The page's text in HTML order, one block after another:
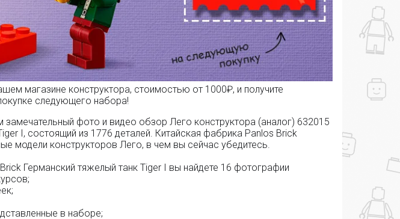
магазине конструктора, стоимостью от 1000₽, и получите
следующего набора!
фото и видео обзор Лего конструктора (аналог) 632015
I, состоящий из 1776 деталей. Китайская фабрика Panlos Brick
модели конструкторов Лего, в чем вы сейчас убедитесь.
Германский тяжелый танк Tiger I вы найдете 16 фотографии
в наборе;